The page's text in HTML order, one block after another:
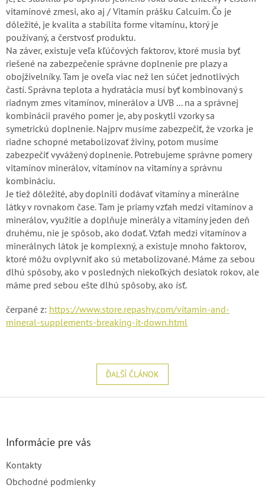
vitamínové zmesi, ako aj / Vitamín prášku Calcuim. Čo je
dôležité, je kvalita a stabilita forme vitamínu, ktorý je
používaný, a čerstvosť produktu.
Na záver, existuje veľa kľúčových faktorov, ktoré musia byť
riešené na zabezpečenie správne doplnenie pre plazy a
obojživelníky. Tam je oveľa viac než len súčet jednotlivých
častí. Správna teplota a hydratácia musí byť kombinovaný s
riadnym zmes vitamínov, minerálov a UVB ... na a správnej
kombinácii pravého pomer je, aby poskytli vzorky sa
symetrickú doplnenie. Najprv musíme zabezpečiť, že vzorka je
riadne schopné metabolizovať živiny, potom musíme
zabezpečiť vyvážený doplnenie. Potrebujeme správne pomery
vitamínov minerálov, vitamínov na vitamíny a správnu
kombináciu.
Je tiež dôležité, aby doplnili dodávať vitamíny a minerálne
látky v rovnakom čase. Tam je priamy vzťah medzi vitamínov a
minerálov, využitie a doplňuje minerály a vitamíny jeden deň
druhému, nie je spôsob, ako dodať. Vzťah medzi vitamínov a
minerálnych látok je komplexný, a existuje mnoho faktorov,
ktoré môžu ovplyvniť ako sú metabolizované. Máme za sebou
dlhú spôsoby, ako v posledných niekoľkých desiatok rokov, ale
máme pred sebou ešte dlhú spôsoby, ako ísť.
čerpané z: https://www.store.repashy.com/vitamin-and-
mineral-supplements-breaking-it-down.html
ĎALŠÍ ČLÁNOK
Z
Informácie pre vás
Kontakty
Obchodné podmienky